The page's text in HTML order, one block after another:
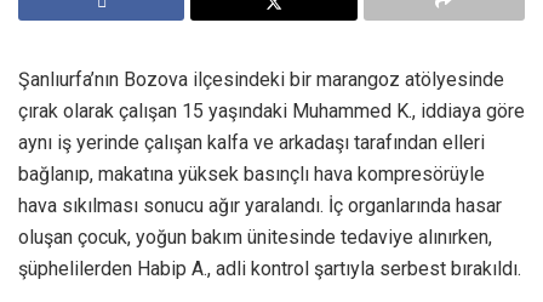
Şanlıurfa’nın Bozova ilçesindeki bir marangoz atölyesinde
çırak olarak çalışan 15 yaşındaki Muhammed K., iddiaya göre
aynı iş yerinde çalışan kalfa ve arkadaşı tarafından elleri
bağlanıp, makatına yüksek basınçlı hava kompresörüyle
hava sıkılması sonucu ağır yaralandı. İç organlarında hasar
oluşan çocuk, yoğun bakım ünitesinde tedaviye alınırken,
şüphelilerden Habip A., adli kontrol şartıyla serbest bırakıldı.